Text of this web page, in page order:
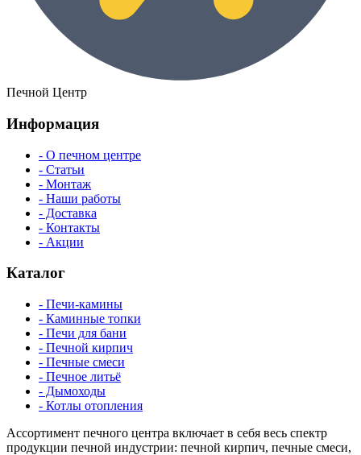
Печной Центр
Информация
- О печном центре
- Статьи
- Монтаж
- Наши работы
- Доставка
- Контакты
- Акции
Каталог
- Печи-камины
- Каминные топки
- Печи для бани
- Печной кирпич
- Печные смеси
- Печное литьё
- Дымоходы
- Котлы отопления
Ассортимент печного центра включает в себя весь спектр
продукции печной индустрии: печной кирпич, печные смеси,